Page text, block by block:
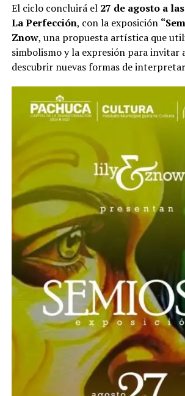
El ciclo concluirá el 27 de agosto a
La Perfección, con la exposición
Znow, una propuesta artística que
simbolismo y la expresión para invitar
descubrir nuevas formas de